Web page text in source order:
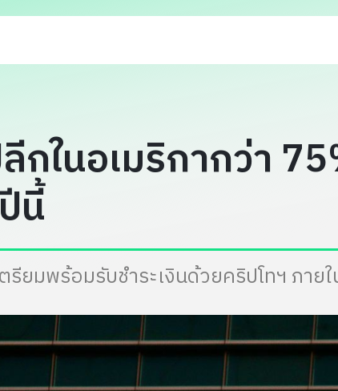
ในอเมริกากว่า
นี้
ยมพร้อมรับชำระเงินด้วยคริปโทฯ ภาย